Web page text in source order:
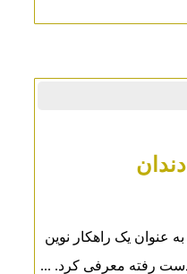
عنوان یک راهکار نوین
دست رفته معرفی کرد. ...